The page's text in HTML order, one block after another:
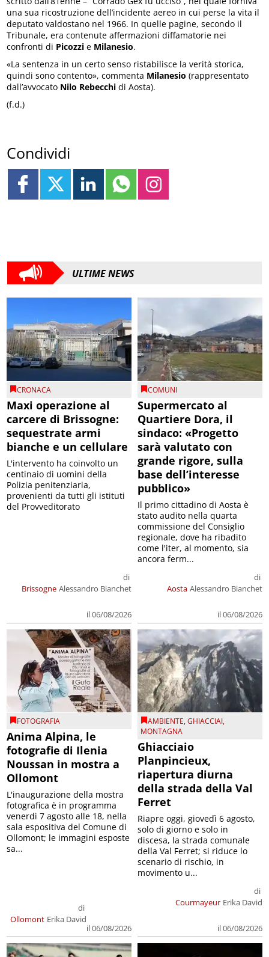
una sua ricostruzione dell’incidente aereo in cui perse la vita il
deputato valdostano nel 1966. In quelle pagine, secondo il
Tribunale, era contenute affermazioni diffamatorie nei
confronti di Picozzi e Milanesio.
«La sentenza in un certo senso ristabilisce la verità storica,
quindi sono contento», commenta Milanesio (rappresentato
dall’avvocato Nilo Rebecchi di Aosta).
(f.d.)
Condividi
ULTIME NEWS
CRONACA
Maxi operazione al
carcere di Brissogne:
sequestrate armi
bianche e un cellulare
Brissogne
di
Alessandro Bianchet
il 06/08/2026
L'intervento ha coinvolto un
centinaio di uomini della
Polizia penitenziaria,
provenienti da tutti gli istituti
del Provveditorato
COMUNI
Supermercato al
Quartiere Dora, il
sindaco: «Progetto
sarà valutato con
grande rigore, sulla
base dell’interesse
pubblico»
Aosta
di
Alessandro Bianchet
il 06/08/2026
Il primo cittadino di Aosta è
stato audito nella quarta
commissione del Consiglio
regionale, dove ha ribadito
come l'iter, al momento, sia
ancora ferm...
FOTOGRAFIA
Anima Alpina, le
fotografie di Ilenia
Noussan in mostra a
Ollomont
Ollomont
di
Erika David
il 06/08/2026
L'inaugurazione della mostra
fotografica è in programma
venerdì 7 agosto alle 18, nella
sala espositiva del Comune di
Ollomont; le immagini esposte
sa...
AMBIENTE,GHIACCIAI,
MONTAGNA
Ghiacciaio
Planpincieux,
riapertura diurna
della strada della Val
Ferret
Courmayeur
di
Erika David
il 06/08/2026
Riapre oggi, giovedì 6 agosto,
solo di giorno e solo in
discesa, la strada comunale
della Val Ferret; si riduce lo
scenario di rischio, in
movimento u...